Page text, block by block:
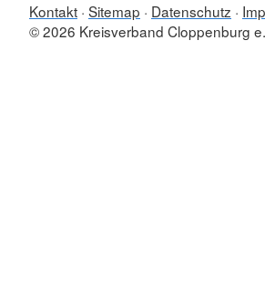
Kontakt Sitemap Datenschutz
© 2026 Kreisverband Cloppenburg